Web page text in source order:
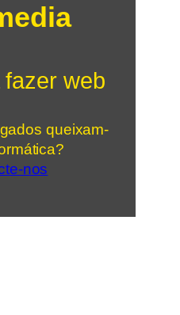
web
queixam-
nos